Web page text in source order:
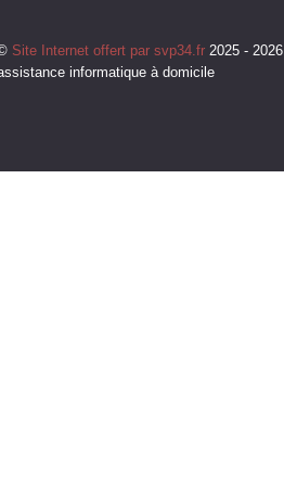
Site Internet offert par svp34.fr 2025 - 2026
informatique à domicile